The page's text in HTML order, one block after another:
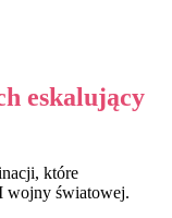
eskalujący
które
wojny światowej.